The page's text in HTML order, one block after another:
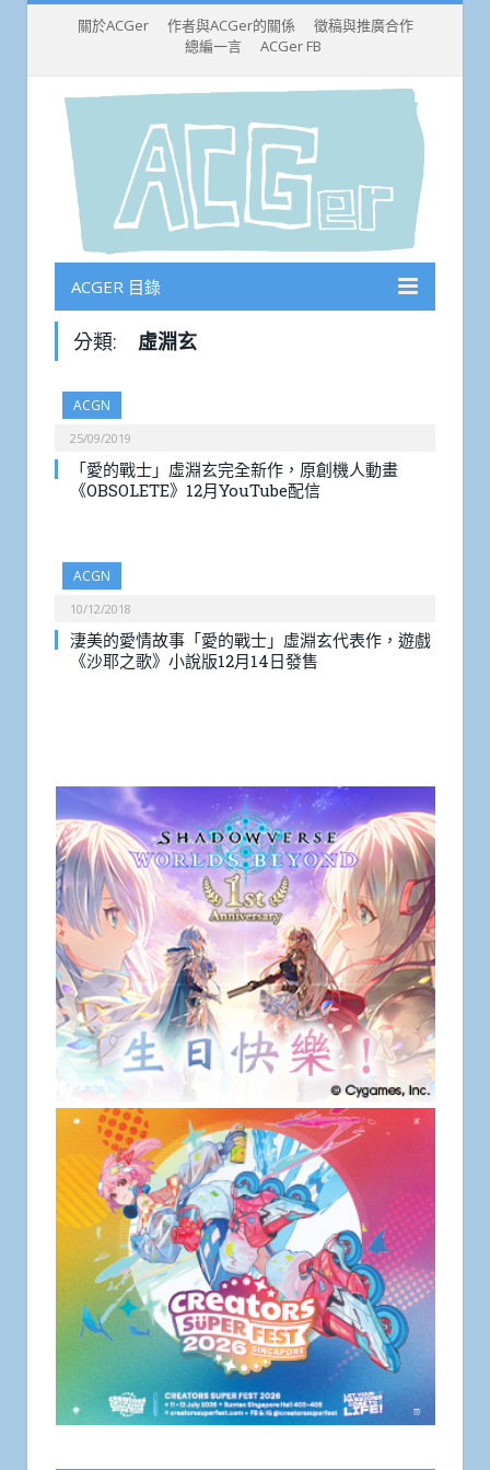
關於ACGer 作者與ACGer的關係
徵稿與推廣合作
總編一言
ACGer FB
ACGER 目錄
分類: 虛淵玄
ACGN
25/09/2019
「愛的戰士」虛淵玄完全新作，原創機人動畫
《OBSOLETE》12月YouTube配信
ACGN
10/12/2018
淒美的愛情故事「愛的戰士」虛淵玄代表作，遊戲
《沙耶之歌》小說版12月14日發售